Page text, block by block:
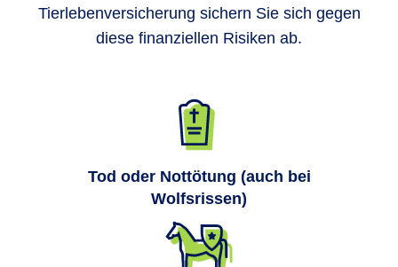
Tierlebenversicherung sichern Sie sich gegen
diese finanziellen Risiken ab.
Tod oder Nottötung (auch bei
Wolfsrissen)